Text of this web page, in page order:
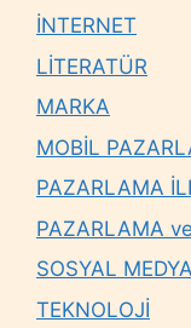
İNTERNET
LİTERATÜR
MARKA
MOBİL
PAZARLAMA
PAZARLAMA
SOSYAL MEDYA
TEKNOLOJİ